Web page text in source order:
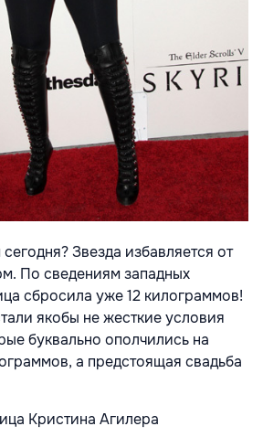
Звезда избавляется от
По сведениям западных
сбросила уже 12 килограммов!
якобы не жесткие условия
буквально ополчились на
а предстоящая свадьба
Кристина Агилера